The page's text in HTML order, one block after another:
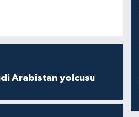
Arabistan yolcusu